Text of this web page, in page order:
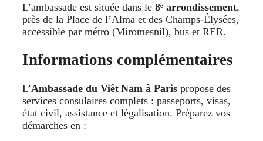
L’ambassade est située dans le 8ᵉ arrondissement,
près de la Place de l’Alma et des Champs‑Élysées,
accessible par métro (Miromesnil), bus et RER.
Informations complémentaires
L’Ambassade du Viêt Nam à Paris propose des
services consulaires complets : passeports, visas,
état civil, assistance et légalisation. Préparez vos
démarches en :